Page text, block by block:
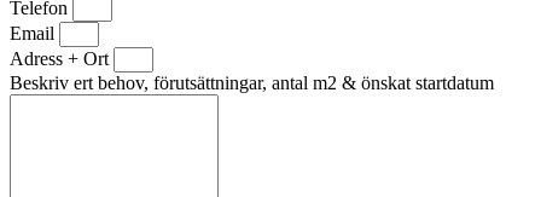
Telefon
Email
Adress + Ort
Beskriv ert behov, förutsättningar, antal m2 & önskat startdatum